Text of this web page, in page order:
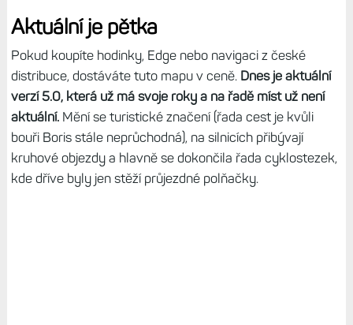
Aktuální je pětka
Pokud koupíte hodinky, Edge nebo navigaci z české
distribuce, dostáváte tuto mapu v ceně. Dnes je aktuální
verzí 5.0, která už má svoje roky a na řadě míst už není
aktuální.Mění se turistické značení (řada cest je kvůli
bouři Boris stále neprůchodná), na silnicích přibývají
kruhové objezdy a hlavně se dokončila řada cyklostezek,
kde dříve byly jen stěží průjezdné polňačky.